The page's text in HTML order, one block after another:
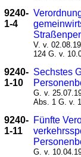
9240-
1-4
V. v.
124 G. v.
9240-
1-10
Sechstes
G. v.
Abs. 1 G. v.
9240-
1-11
Fünfte
G. v.